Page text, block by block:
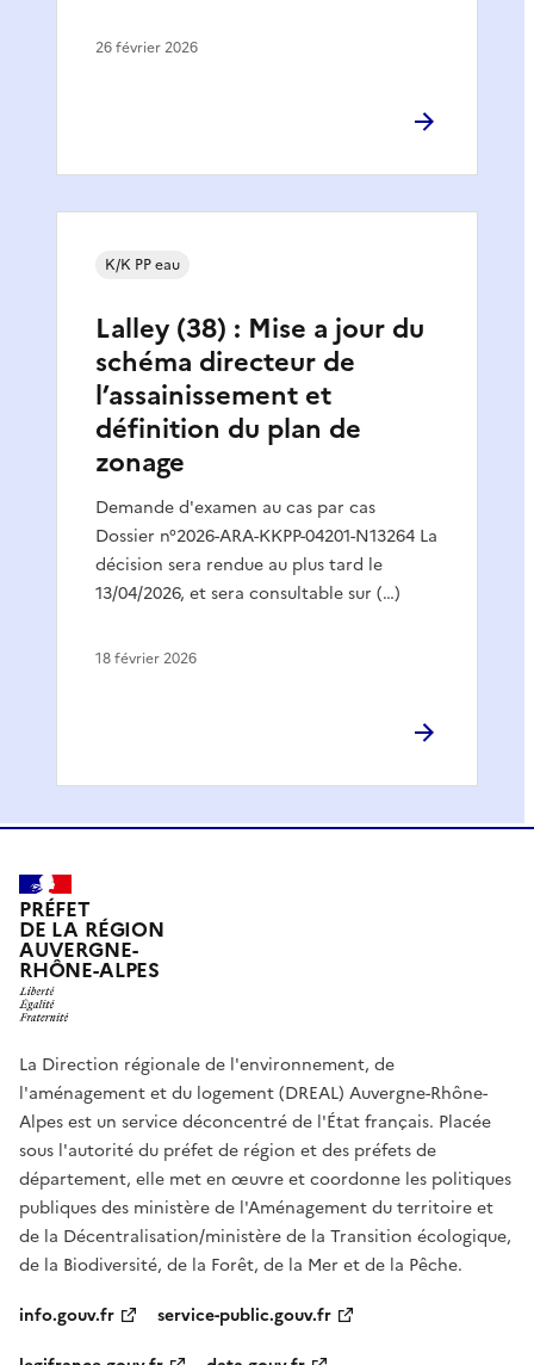
26 février 2026
Lalley (38) : Mise a jour du
schéma directeur de
l’assainissement et
définition du plan de
zonage
Demande d'examen au cas par cas
Dossier n°2026-ARA-KKPP-04201-N13264 La
décision sera rendue au plus tard le
13/04/2026, et sera consultable sur (…)
K/K PP eau
18 février 2026
PRÉFET
DE LA RÉGION
AUVERGNE-
RHÔNE-ALPES
La Direction régionale de l'environnement, de
l'aménagement et du logement (DREAL) Auvergne-Rhône-
Alpes est un service déconcentré de l'État français. Placée
sous l'autorité du préfet de région et des préfets de
département, elle met en œuvre et coordonne les politiques
publiques des ministère de l'Aménagement du territoire et
de la Décentralisation/ministère de la Transition écologique,
de la Biodiversité, de la Forêt, de la Mer et de la Pêche.
info.gouv.fr
service-public.gouv.fr